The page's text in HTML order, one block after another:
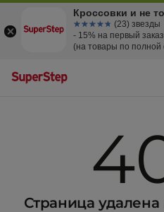
Страница
Кроссовки и не
☆☆☆☆☆
★★★★★ (23) звезды
- 15% на первый заказ
(на товары по полной